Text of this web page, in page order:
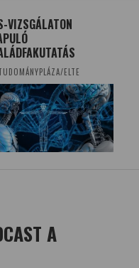
VIZSGÁLATON
ELTE
A